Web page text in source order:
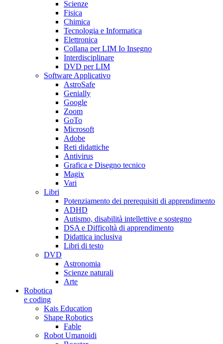
Scienze
Fisica
Chimica
Tecnologia e Informatica
Elettronica
Collana per LIM Io Insegno
Interdisciplinare
DVD per LIM
Software Applicativo
AstroSafe
Genially
Google
Zoom
GoTo
Microsoft
Adobe
Reti didattiche
Antivirus
Grafica e Disegno tecnico
Magix
Vari
Libri
Potenziamento dei prerequisiti di apprendimento
ADHD
Autismo, disabilità intellettive e sostegno
DSA e Difficoltà di apprendimento
Didattica inclusiva
Libri di testo
DVD
Astronomia
Scienze naturali
Arte
Robotica
e coding
Kais Education
Shape Robotics
Fable
Robot Umanoidi